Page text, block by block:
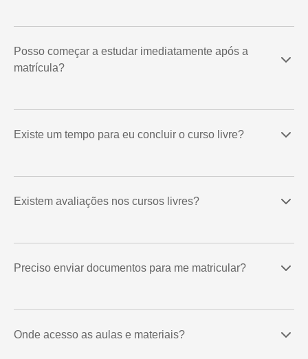
Posso começar a estudar imediatamente após a
matrícula?
Existe um tempo para eu concluir o curso livre?
Existem avaliações nos cursos livres?
Preciso enviar documentos para me matricular?
Onde acesso as aulas e materiais?